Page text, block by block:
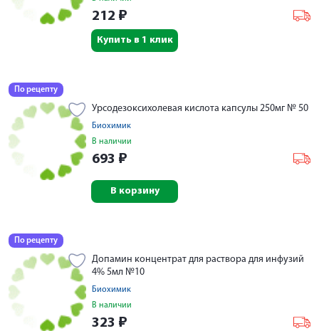
212 ₽
Купить в 1 клик
По рецепту
Урсодезоксихолевая кислота капсулы 250мг № 50
Биохимик
В наличии
693 ₽
В корзину
По рецепту
Допамин концентрат для раствора для инфузий
4% 5мл №10
Биохимик
В наличии
323 ₽